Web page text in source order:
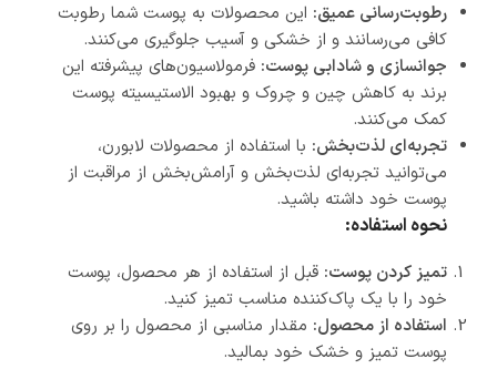
رطوبت‌رسانی عمیق: این محصولات به پوست شما رطوبت
کافی می‌رسانند و از خشکی و آسیب جلوگیری می‌کنند.
جوانسازی و شادابی پوست: فرمولاسیون‌های پیشرفته این
برند به کاهش چین و چروک و بهبود الاستیسیته پوست
کمک می‌کنند.
تجربه‌ای لذت‌بخش: با استفاده از محصولات لابورن،
می‌توانید تجربه‌ای لذت‌بخش و آرامش‌بخش از مراقبت از
پوست خود داشته باشید.
نحوه استفاده:
تمیز کردن پوست: قبل از استفاده از هر محصول، پوست
خود را با یک پاک‌کننده مناسب تمیز کنید.
استفاده از محصول: مقدار مناسبی از محصول را بر روی
پوست تمیز و خشک خود بمالید.